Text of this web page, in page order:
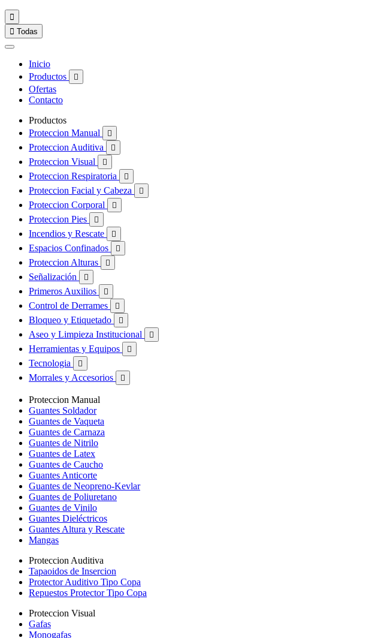

 Todas
Inicio
Productos

Ofertas
Contacto
Productos
Proteccion Manual

Proteccion Auditiva 
Proteccion Visual 
Proteccion Respiratoria 
Proteccion Facial y Cabeza 
Proteccion Corporal 
Proteccion Pies 
Incendios y Rescate 
Espacios Confinados 
Proteccion Alturas 
Señalización 
Primeros Auxilios 
Control de Derrames 
Bloqueo y Etiquetado 
Aseo y Limpieza Institucional 
Herramientas y Equipos 
Tecnologia 
Morrales y Accesorios 
Proteccion Manual
Guantes Soldador
Guantes de Vaqueta
Guantes de Carnaza
Guantes de Nitrilo
Guantes de Latex
Guantes de Caucho
Guantes Anticorte
Guantes de Neopreno-Kevlar
Guantes de Poliuretano
Guantes de Vinilo
Guantes Dieléctricos
Guantes Altura y Rescate
Mangas
Proteccion Auditiva
Tapaoidos de Insercion
Protector Auditivo Tipo Copa
Repuestos Protector Tipo Copa
Proteccion Visual
Gafas
Monogafas